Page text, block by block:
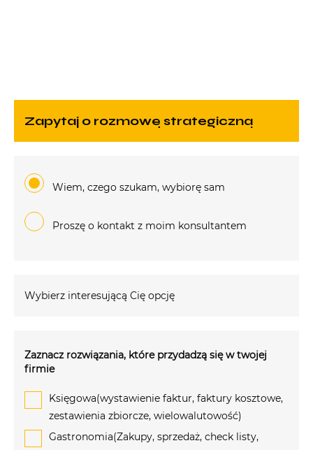
zapytaj o rozmowę strategiczną
Wiem, czego szukam, wybiorę sam
Proszę o kontakt z moim konsultantem
Wybierz interesującą Cię opcję
Zaznacz rozwiązania, które przydadzą się w twojej
firmie
Księgowa(wystawienie faktur, faktury kosztowe,
zestawienia zbiorcze, wielowalutowość)
Gastronomia(Zakupy, sprzedaż, check listy,